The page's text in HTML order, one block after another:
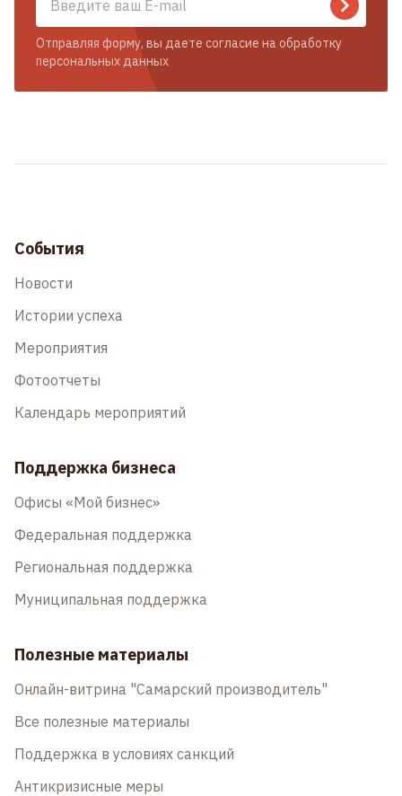
Отправляя форму, вы даете согласие на обработку
персональных данных
События
Новости
Истории успеха
Мероприятия
Фотоотчеты
Календарь мероприятий
Поддержка бизнеса
Офисы «Мой бизнес»
Федеральная поддержка
Региональная поддержка
Муниципальная поддержка
Полезные материалы
Онлайн-витрина "Самарский производитель"
Все полезные материалы
Поддержка в условиях санкций
Антикризисные меры